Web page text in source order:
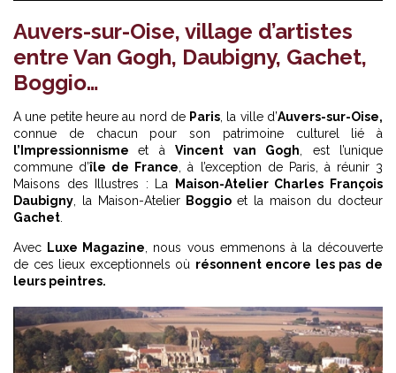
Auvers-sur-Oise, village d’artistes
entre Van Gogh, Daubigny, Gachet,
Boggio…
A une petite heure au nord de Paris , la ville d’Auvers-sur-Oise,
connue de chacun pour son patrimoine culturel lié à
l’Impressionnismeet àVincent van Gogh , est l’unique
commune d’île de France , à l’exception de Paris, à réunir 3
Maisons des Illustres : La
Maison-Atelier Charles François
Daubigny , la Maison-Atelier Boggio et la maison du docteur
Gachet
Avec Luxe Magazine , nous vous emmenons à la découverte
de ces lieux exceptionnels où résonnent encore les pas de
leurs peintres.